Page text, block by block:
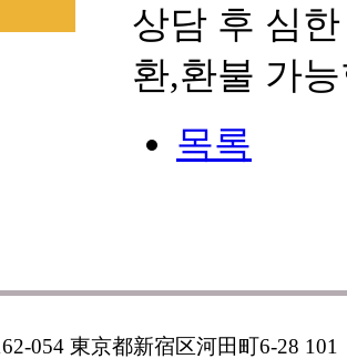
상담 후 심
환,환불 가
목록
054 東京都新宿区河田町6-28 101